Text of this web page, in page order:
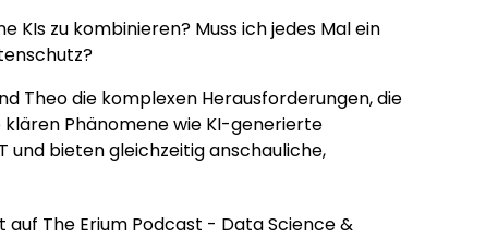
KIs zu kombinieren? Muss ich jedes Mal ein
Theo die komplexen Herausforderungen, die
Phänomene wie KI-generierte
und bieten gleichzeitig anschauliche,
auf The Erium Podcast - Data Science &